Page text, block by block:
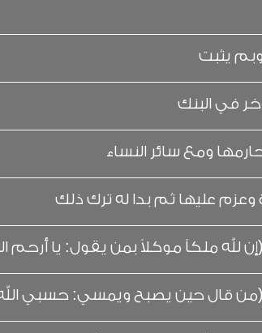
يثبت
في البنك
ومع سائر النساء
عليها ثم بدا له ترك ذلك
ملكاً موكلاً بمن يقول: يا أرحم
قال حين يصبح ويمسي: حسبي الله